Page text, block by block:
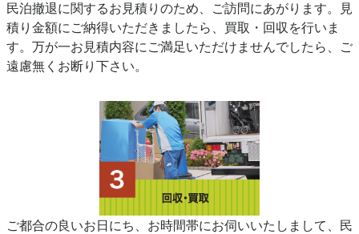
民泊撤退に関するお見積りのため、ご訪問にあがります。見
積り金額にご納得いただきましたら、買取・回収を行いま
す。万が一お見積内容にご満足いただけませんでしたら、ご
遠慮無くお断り下さい。
ご都合の良いお日にち、お時間帯にお伺いいたしまして、民